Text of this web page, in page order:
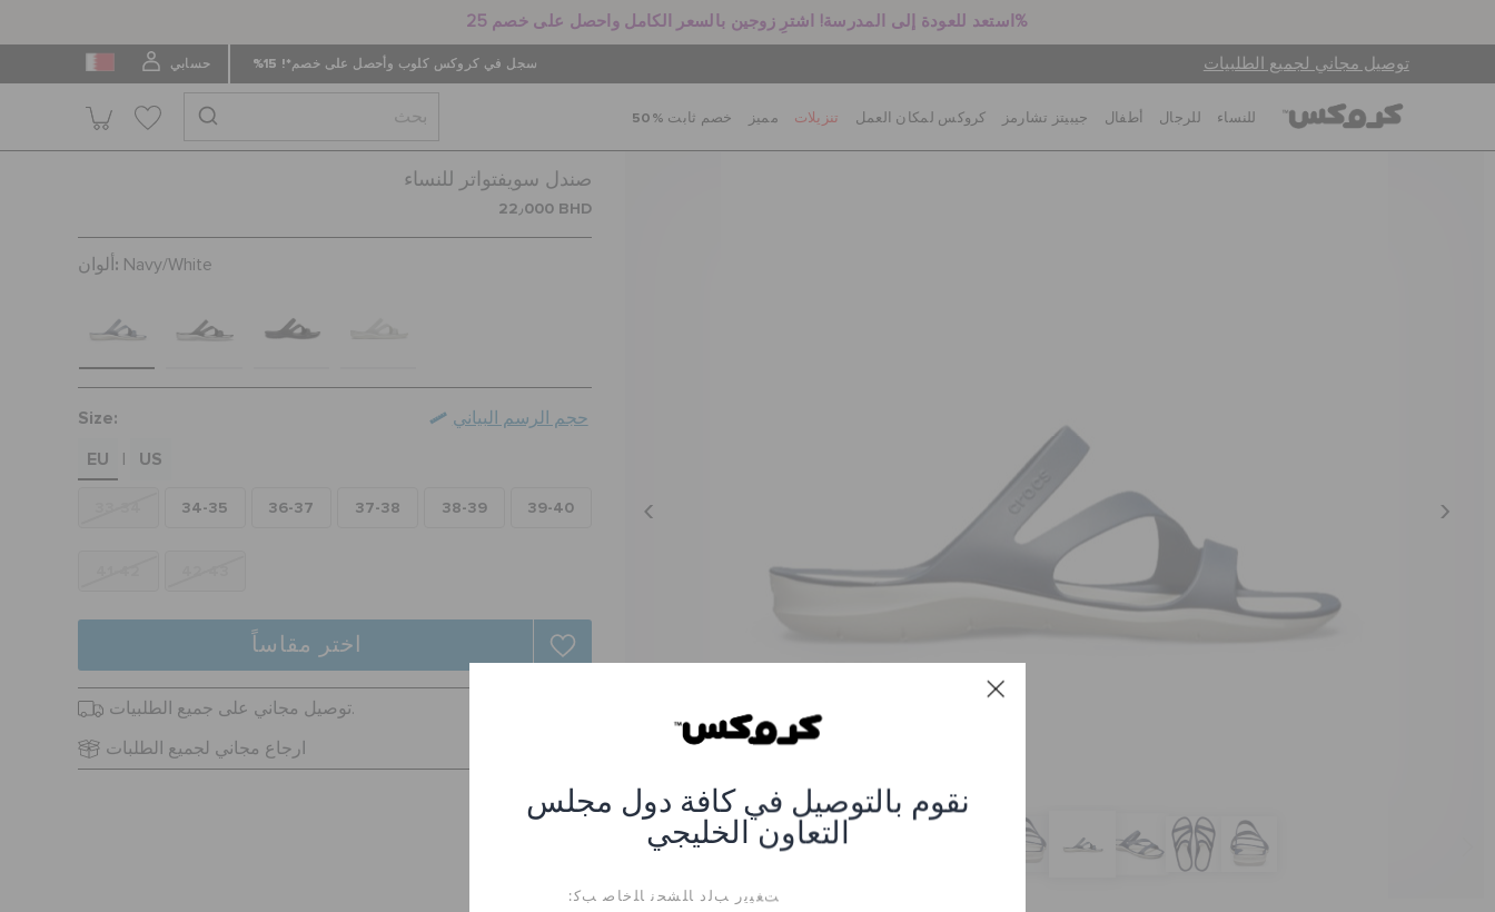
استعد للعودة إلى المدرسة! اشترِ زوجين بالسعر الكامل واحصل على خصم 25%
توصيل مجاني لجميع الطلبيات سجل في كروكس كلوب وأحصل على خصم*! 15% حسابي
نقوم بالتوصيل في كافة دول مجلس
التعاون الخليجي
ﺖﻐﻴﻳﺭ ﺐﻟﺩ ﺎﻠﺸﺤﻧ ﺎﻠﺧﺎﺻ ﺐﻛ:
للنساء للرجال أطفال جيبيتز تشارمز كروكس لمكان العمل تنزيلات مميز خصم ثابت %50
صندل سويفتواتر للنساء
22٫000 BHD
ألوان: Navy/White
Size:
EU
US
34-35 36-37 37-38 38-39 39-40
حجم الرسم البياني
اختر مقاساً
توصيل مجاني على جميع الطلبيات.
ارجاع مجاني لجميع الطلبات